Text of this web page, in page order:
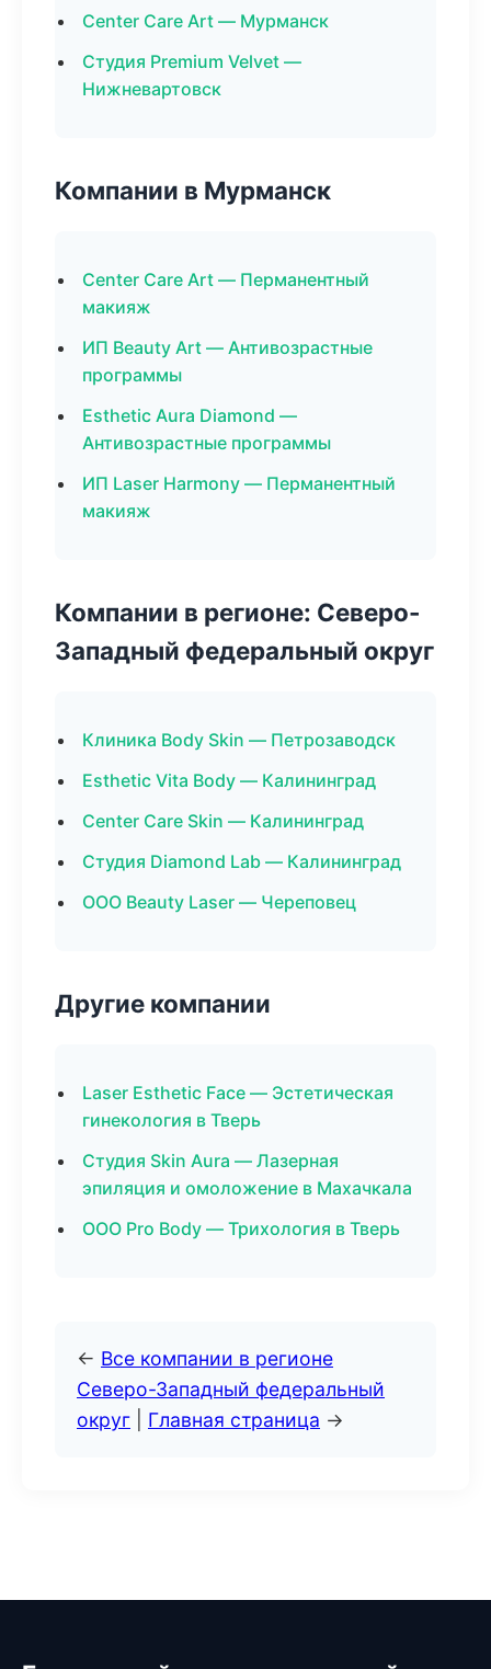
Center Care Art — Мурманск
Студия Premium Velvet —
Нижневартовск
Компании в Мурманск
Center Care Art — Перманентный
макияж
ИП Beauty Art — Антивозрастные
программы
Esthetic Aura Diamond —
Антивозрастные программы
ИП Laser Harmony — Перманентный
макияж
Компании в регионе: Северо-
Западный федеральный округ
Клиника Body Skin — Петрозаводск
Esthetic Vita Body — Калининград
Center Care Skin — Калининград
Студия Diamond Lab — Калининград
ООО Beauty Laser — Череповец
Другие компании
Laser Esthetic Face — Эстетическая
гинекология в Тверь
Студия Skin Aura — Лазерная
эпиляция и омоложение в Махачкала
ООО Pro Body — Трихология в Тверь
← Все компании в регионе
Северо-Западный федеральный
округ
Главная страница →